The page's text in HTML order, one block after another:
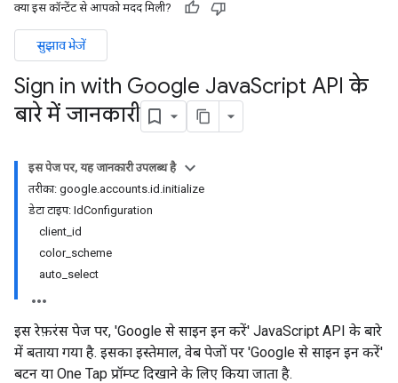
क्या इस कॉन्टेंट से आपको मदद मिली?
सुझाव भेजें
Sign in with Google JavaScript API के
बारे में जानकारी
इस पेज पर, यह जानकारी उपलब्ध है
तरीका: google.accounts.id.initialize
डेटा टाइप: IdConfiguration
client_id
color_scheme
auto_select
इस रेफ़रंस पेज पर, 'Google से साइन इन करें' JavaScript API के बारे
में बताया गया है. इसका इस्तेमाल, वेब पेजों पर 'Google से साइन इन करें'
बटन या One Tap प्रॉम्प्ट दिखाने के लिए किया जाता है.